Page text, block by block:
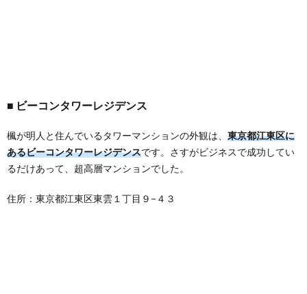
ビーコンタワーレジデンス
楓が明人と住んでいるタワーマンションの外観は、 東京都江東区に
あるビーコンタワーレジデンスです。さすがビジネスで成功してい
るだけあって、超高層マンションでした。
住所：東京都江東区東雲１丁目９−４３